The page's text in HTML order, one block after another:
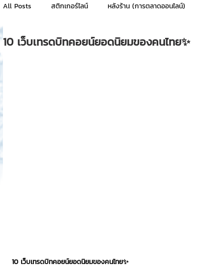
All Posts สติกเกอร์ไลน์ หลังร้าน (การตลาดออนไลน์)
NFT for BRAND สติ๊กเกอร์ไลน์แจกฟรี
10 เว็บเทรดบิทคอยน์ยอดนิยมของคนไทย✨
10 เว็บเทรดบิทคอยน์ยอดนิยมของคนไทย✨